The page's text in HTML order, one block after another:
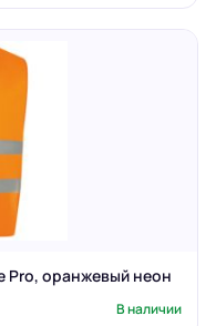
Pro, оранжевый неон
В наличии